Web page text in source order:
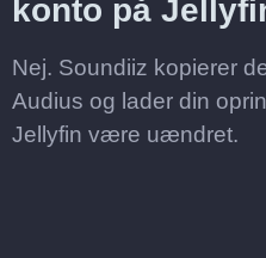
konto på
Nej. Soundiiz kopierer
Audius og lader din
Jellyfin være uændret.